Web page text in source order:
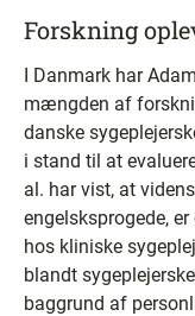
Forskning
I Danmark har
mængden af
danske
i stand til at
al. har vist, at
engelsksprogede,
hos kliniske
blandt
baggrund af